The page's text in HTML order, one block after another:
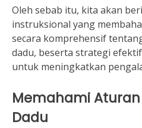
Oleh sebab itu, kita akan
instruksional yang
secara komprehensif
dadu, beserta strategi
untuk meningkatkan
Memahami Aturan
Dadu